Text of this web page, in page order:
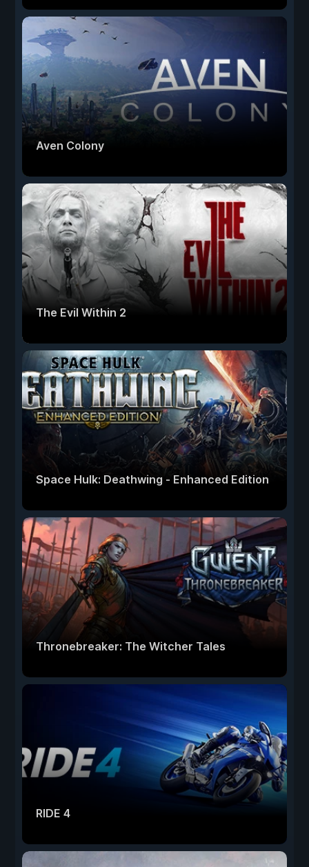
Aven Colony
The Evil Within 2
Space Hulk: Deathwing - Enhanced Edition
Thronebreaker: The Witcher Tales
RIDE 4